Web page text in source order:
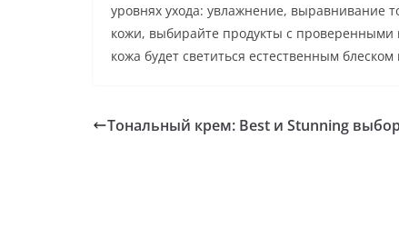
уровнях ухода: увлажнение, выравнивание
кожи, выбирайте продукты с проверенными
кожа будет светиться естественным
Тональный крем: Best и Stunning